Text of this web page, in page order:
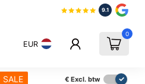
9.1
EUR
0
SALE € Excl. btw